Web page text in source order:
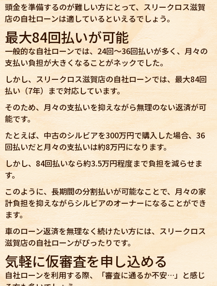
頭金を準備するのが難しい方にとって、スリークロス滋賀
店の自社ローンは適しているといえるでしょう。
最大84回払いが可能
一般的な自社ローンでは、24回〜36回払いが多く、月々の
支払い負担が大きくなることがネックでした。
しかし、スリークロス滋賀店の自社ローンでは、最大84回
払い（7年）まで対応しています。
そのため、月々の支払いを抑えながら無理のない返済が可
能です。
たとえば、中古のシルビアを300万円で購入した場合、36
回払いだと月々の支払いは約8万円になります。
しかし、84回払いなら約3.5万円程度まで負担を減らせま
す。
このように、長期間の分割払いが可能なことで、月々の家
計負担を抑えながらシルビアのオーナーになることができ
ます。
車のローン返済を無理なく続けたい方には、スリークロス
滋賀店の自社ローンがぴったりです。
気軽に仮審査を申し込める
自社ローンを利用する際、「審査に通るか不安…」と感じ